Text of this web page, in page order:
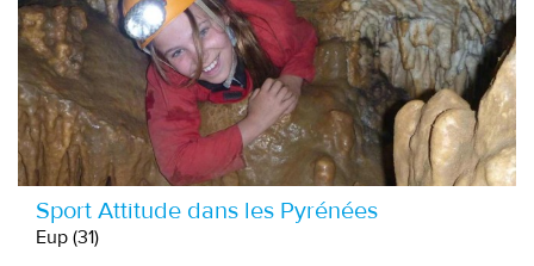
Sport Attitude dans les Pyrénées
Eup (31)